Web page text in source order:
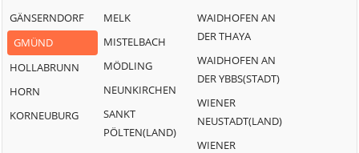
GÄNSERNDORF
GMÜND
HOLLABRUNN
HORN
KORNEUBURG
MELK
MISTELBACH
MÖDLING
NEUNKIRCHEN
SANKT
PÖLTEN(LAND)
WAIDHOFEN AN
DER THAYA
WAIDHOFEN AN
DER YBBS(STADT)
WIENER
NEUSTADT(LAND)
WIENER